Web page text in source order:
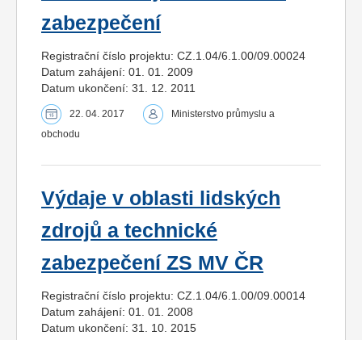
zabezpečení
Registrační číslo projektu: CZ.1.04/6.1.00/09.00024
Datum zahájení: 01. 01. 2009
Datum ukončení: 31. 12. 2011
22. 04. 2017
Ministerstvo průmyslu a
obchodu
Výdaje v oblasti lidských
zdrojů a technické
zabezpečení ZS MV ČR
Registrační číslo projektu: CZ.1.04/6.1.00/09.00014
Datum zahájení: 01. 01. 2008
Datum ukončení: 31. 10. 2015